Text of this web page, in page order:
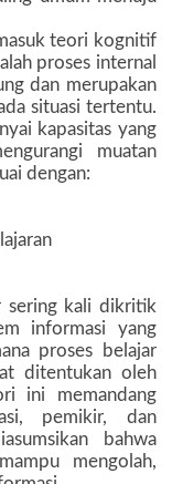
teori kognitif
proses internal
dan merupakan
situasi tertentu.
kapasitas yang
muatan
dengan:
sering kali dikritik
informasi yang
proses belajar
ditentukan oleh
ini memandang
pemikir, dan
bahwa
mengolah,